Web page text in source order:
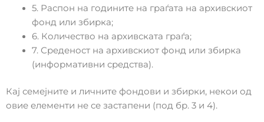
5. Распон на годините на граѓата на архивскиот
фонд или збирка;
6. Количество на архивската граѓа;
7. Среденост на архивскиот фонд или збирка
(информативни средства).
Кај семејните и личните фондови и збирки, некои од
овие елементи не се застапени (под бр. 3 и 4).